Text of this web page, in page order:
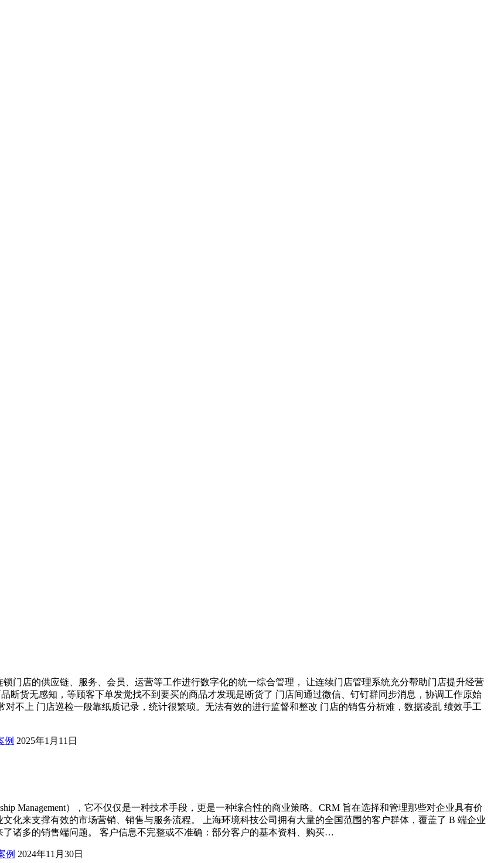
门店的供应链、服务、会员、运营等工作进行数字化的统一综合管理， 让连续门店管理系统充分帮助门店提升经营
断货无感知，等顾客下单发觉找不到要买的商品才发现是断货了 门店间通过微信、钉钉群同步消息，协调工作原始
不上 门店巡检一般靠纸质记录，统计很繁琐。无法有效的进行监督和整改 门店的销售分析难，数据凌乱 绩效手工
例 2025年1月11日
Management），它不仅仅是一种技术手段，更是一种综合性的商业策略。CRM 旨在选择和管理那些对企业具有价
化来支撑有效的市场营销、销售与服务流程。 上海环境科技公司拥有大量的全国范围的客户群体，覆盖了 B 端企业
诸多的销售端问题。 客户信息不完整或不准确：部分客户的基本资料、购买…
例 2024年11月30日